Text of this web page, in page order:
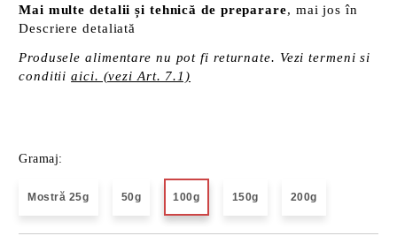
Mai multe detalii și tehnică de preparare, mai jos în
Descriere detaliată
Produsele alimentare nu pot fi returnate. Vezi termeni si
conditiiaici. (vezi Art. 7.1)
Gramaj:
Mostră 25g 50g 100g 150g 200g